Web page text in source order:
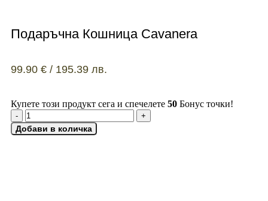
Подаръчна Кошница Cavanera
99.90 € / 195.39 лв.
Купете този продукт сега и спечелете 50 Бонус точки!
Добави в количка